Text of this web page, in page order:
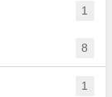
1
8
1